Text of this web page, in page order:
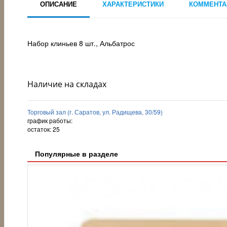
ОПИСАНИЕ ХАРАКТЕРИСТИКИ
Набор клиньев 8 шт., Альбатрос
Наличие на складах
Торговый зал (г. Саратов, ул. Радищева, 30/59)
график работы:
остаток:25
Популярные в разделе